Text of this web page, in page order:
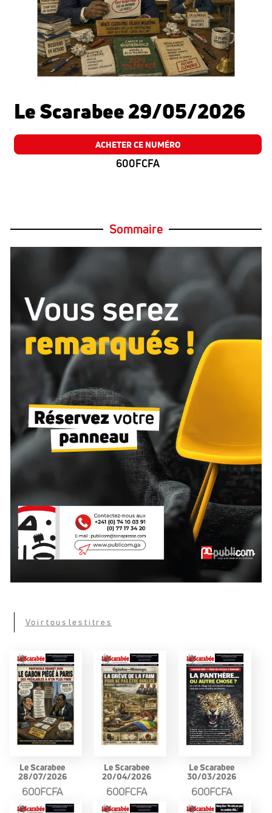
Le Scarabee 29/05/2026
ACHETER CE NUMÉRO
600FCFA
Sommaire
Voir tous les titres
Le Scarabee
28/07/2026
600FCFA
Le Scarabee
20/04/2026
600FCFA
Le Scarabee
30/03/2026
600FCFA